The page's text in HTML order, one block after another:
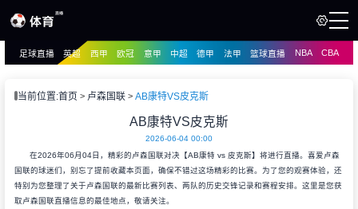
播
足球直播 英超 西甲 欧冠 意甲 中超 德甲 法甲 篮球直播 NBA CBA
当前位置:首页 卢森国联 AB康特VS皮克斯
AB康特VS皮克斯
2026-06-04 00:00
在2026年06月04日，精彩的卢森国联对决【AB康特 vs 皮克斯】将进行直播。喜爱卢森
国联的球迷们，别忘了提前收藏本页面，确保不错过这场精彩的比赛。为了您的观赛体验，还
特别为您整理了关于卢森国联的最新比赛列表、两队的历史交锋记录和赛程安排。这里是您获
取卢森国联直播信息的最佳地点，敬请关注。